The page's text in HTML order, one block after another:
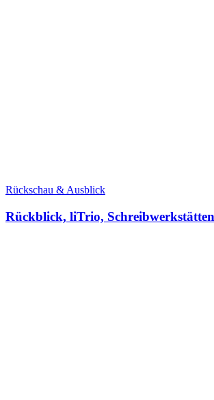
Rückschau & Ausblick
Rückblick, liTrio, Schreibwerkstätten